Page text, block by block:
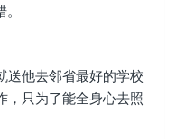
送他去邻省最好的学校
，只为了能全身心去照